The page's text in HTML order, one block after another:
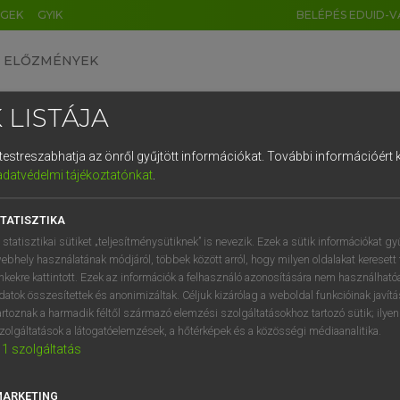
GYIK BELÉPÉS EDUID-
ELŐZMÉNYEK
szótár
VAN ELŐFIZETÉSED?
megtekintéséhez.
LISTÁJA
az önről gyűjtött információkat. További információért
tájékoztatónkat.
statisztikai sütiket „teljesítménysütiknek” is nevezik. Ezek a sütik információkat
használatának módjáról, többek között arról, hogy milyen oldalakat keresett
kattintott. Ezek az információk a felhasználó azonosítására nem
összesítettek és anonimizáltak. Céljuk kizárólag a weboldal funkcióinak
a harmadik féltől származó elemzési szolgáltatásokhoz tartozó sütik;
a látogatóelemzések, a hőtérképek és a közösségi médiaanalitika.
1 szolgáltatás
DE CN FR ES IT NL RU GR
q
a s d f g h j k l é
í y x c v b n m , .